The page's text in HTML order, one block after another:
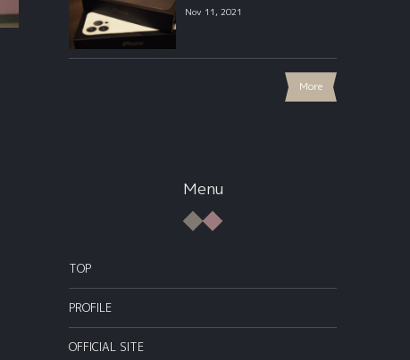
Nov 11, 2021
More
Menu
TOP
PROFILE
OFFICIAL SITE